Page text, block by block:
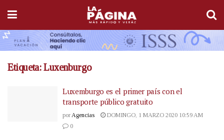
Etiqueta:Luxenburgo
Luxemburgo es el primer país con el
transporte público gratuito
por Agencias
DOMINGO, 1 MARZO 2020 10:59 AM
0